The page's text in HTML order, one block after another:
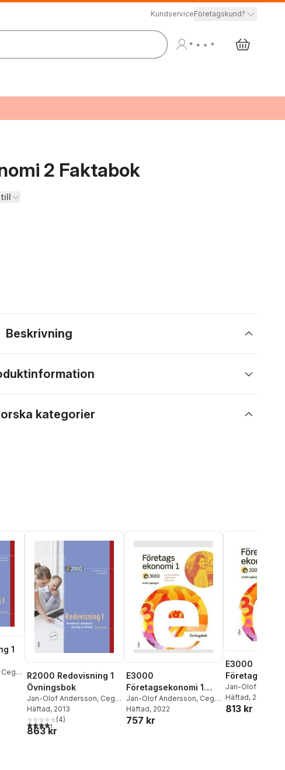
KundserviceFöretagskund?
2 Faktabok
till
Beskrivning
kategorier
1
Cege
antal röster:
R2000 Redovisning 1
Övningsbok
Jan-Olof Andersson, Cege
Ekström
Häftad, 2013
4,3utav 5 stjärnor. Totalt antal röster:
(4)
863 kr
E3000
Företagsekonomi 1
Övningsbok
Jan-Olof Andersson, Cege
Ekström,Rolf Jansson
Jöran Enqvist
Häftad, 2022
757 kr
E3000
Faktabok
Jan-Olof
Ekström,
Jöran Enqvist
Häftad, 2022
813 kr